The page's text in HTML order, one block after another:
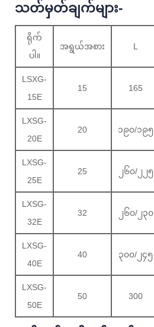
သတ်မှတ်ချက်များ-
ရိုက်
ပါ။
အရွယ်အစား L
LSXG-
15E
15 165
LXSG-
20E
20 ၁၉၀/၁၉၅
LXSG-
25E
25 ၂၆၀/၂၂၅
LXSG-
32E
32 ၂၆၀/၂၃၀
LXSG-
40E
40 ၃၀၀/၂၄၅
LXSG-
50E
50 300